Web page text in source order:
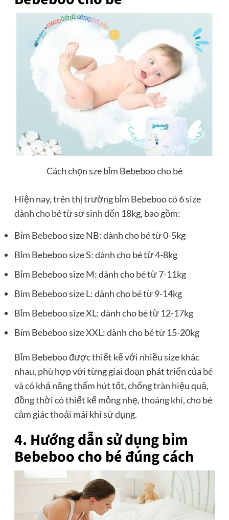
Cách chọn sze bỉm Bebeboo cho bé
Hiện nay, trên thị trường bỉm Bebeboo có 6 size
dành cho bé từ sơ sinh đến 18kg, bao gồm:
Bỉm Bebeboo size NB: dành cho bé từ 0-5kg
Bỉm Bebeboo size S: dành cho bé từ 4-8kg
Bỉm Bebeboo size M: dành cho bé từ 7-11kg
Bỉm Bebeboo size L: dành cho bé từ 9-14kg
Bỉm Bebeboo size XL: dành cho bé từ 12-17kg
Bỉm Bebeboo size XXL: dành cho bé từ 15-20kg
Bỉm Bebeboo được thiết kế với nhiều size khác
nhau, phù hợp với từng giai đoạn phát triển của bé
và có khả năng thấm hút tốt, chống tràn hiệu quả,
đồng thời có thiết kế mỏng nhẹ, thoáng khí, cho bé
cảm giác thoải mái khi sử dụng.
4. Hướng dẫn sử dụng bỉm
Bebeboo cho bé đúng cách